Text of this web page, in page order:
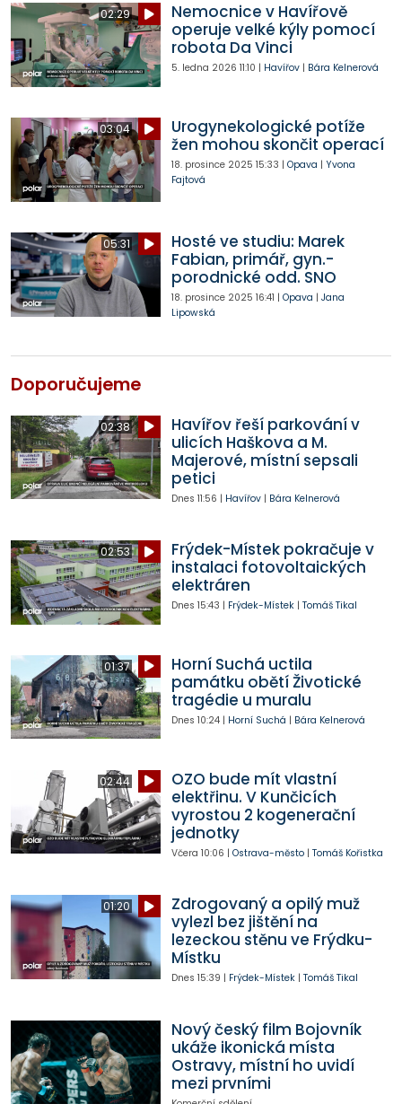
02:29
Nemocnice v Havířově
operuje velké kýly pomocí
robota Da Vinci
5. ledna 2026 11:10 | Havířov| Bára Kelnerová
03:04
Urogynekologické potíže
žen mohou skončit operací
18. prosince 2025 15:33 | Opava | Yvona
Fajtová
05:31
Hosté ve studiu: Marek
Fabian, primář, gyn.-
porodnické odd. SNO
18. prosince 2025 16:41 | Opava | Jana
Lipowská
Doporučujeme
02:38
Havířov řeší parkování v
ulicích Haškova a M.
Majerové, místní sepsali
petici
Dnes 11:56 | Havířov| Bára Kelnerová
02:53
Frýdek-Místek pokračuje v
instalaci fotovoltaických
elektráren
Dnes 15:43 | Frýdek-Místek| Tomáš Tikal
01:37
Horní Suchá uctila
památku obětí Životické
tragédie u muralu
Dnes 10:24| Horní Suchá | Bára Kelnerová
02:44
OZO bude mít vlastní
elektřinu. V Kunčicích
vyrostou 2 kogenerační
jednotky
Včera 10:06 | Ostrava-město| Tomáš Kořistka
01:20
Zdrogovaný a opilý muž
vylezl bez jištění na
lezeckou stěnu ve Frýdku-
Místku
Dnes 15:39 | Frýdek-Místek| Tomáš Tikal
Nový český film Bojovník
ukáže ikonická místa
Ostravy, místní ho uvidí
mezi prvními